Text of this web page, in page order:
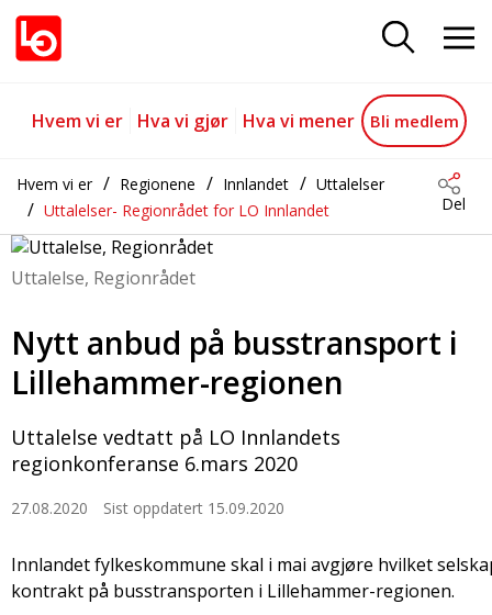
Nytt anbud på busstransport i
Gå til hovedinnhold
Gå til navigasjon
Hvem vi er Hva vi gjør Hva vi mener Bli medlem
Hvem vi er Regionene Innlandet
Uttalelser
Uttalelser- Regionrådet for LO Innlandet
Del
Uttalelse, Regionrådet
Nytt anbud på busstransport i
Lillehammer-regionen
Uttalelse vedtatt på LO Innlandets
regionkonferanse 6.mars 2020
27.08.2020 Sist oppdatert 15.09.2020
Innlandet fylkeskommune skal i mai avgjøre hvilket
kontrakt på busstransporten i Lillehammer-regionen.